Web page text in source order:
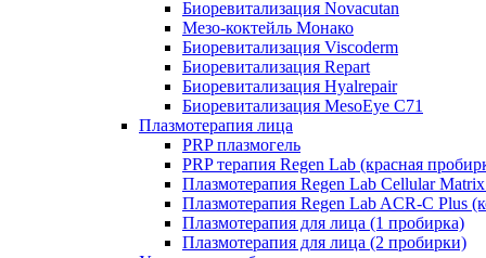
Биоревитализация Novacutan
Мезо-коктейль Монако
Биоревитализация Viscoderm
Биоревитализация Repart
Биоревитализация Hyalrepair
Биоревитализация MesoEye C71
Плазмотерапия лица
PRP плазмогель
PRP терапия Regen Lab (красная
Плазмотерапия Regen Lab Cellular
Плазмотерапия Regen Lab ACR-C Plus
Плазмотерапия для лица (1 пробирка)
Плазмотерапия для лица (2 пробирки)